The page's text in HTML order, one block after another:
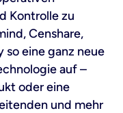
Kontrolle zu
Censhare,
so eine ganz neue
auf –
oder eine
und mehr